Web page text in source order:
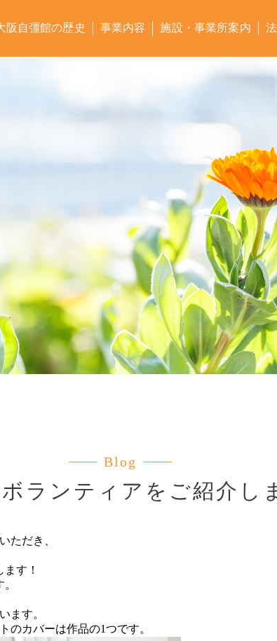
阪自彊館の歴史 事業内容 施設・事業所案内
Blog
ランティアをご紹介し
ただき、
す！
ます。
のカバーは作品の1つです。